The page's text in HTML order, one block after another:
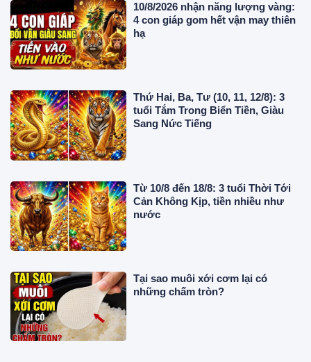
10/8/2026 nhận năng lượng vàng:
4 con giáp gom hết vận may thiên
hạ
Thứ Hai, Ba, Tư (10, 11, 12/8): 3
tuổi Tắm Trong Biển Tiền, Giàu
Sang Nức Tiếng
Từ 10/8 đến 18/8: 3 tuổi Thời Tới
Cản Không Kịp, tiền nhiều như
nước
Tại sao muôi xới cơm lại có
những chấm tròn?